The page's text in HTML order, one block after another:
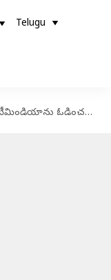
Telugu
ఓడించడం ఆసాధ్యం